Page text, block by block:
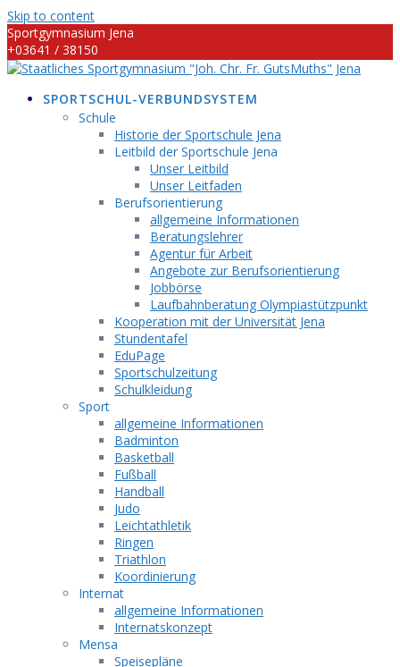
Skip to content
Sportgymnasium Jena
+03641 / 38150
info@sportgymnasium-jena.info
SPORTSCHUL-VERBUNDSYSTEM
Schule
Historie der Sportschule Jena
Leitbild der Sportschule Jena
Unser Leitbild
Unser Leitfaden
Berufsorientierung
allgemeine Informationen
Beratungslehrer
Agentur für Arbeit
Angebote zur Berufsorientierung
Jobbörse
Laufbahnberatung Olympiastützpunkt
Kooperation mit der Universität Jena
Stundentafel
EduPage
Sportschulzeitung
Schulkleidung
Sport
allgemeine Informationen
Badminton
Basketball
Fußball
Handball
Judo
Leichtathletik
Ringen
Triathlon
Koordinierung
Internat
allgemeine Informationen
Internatskonzept
Mensa
Speisepläne